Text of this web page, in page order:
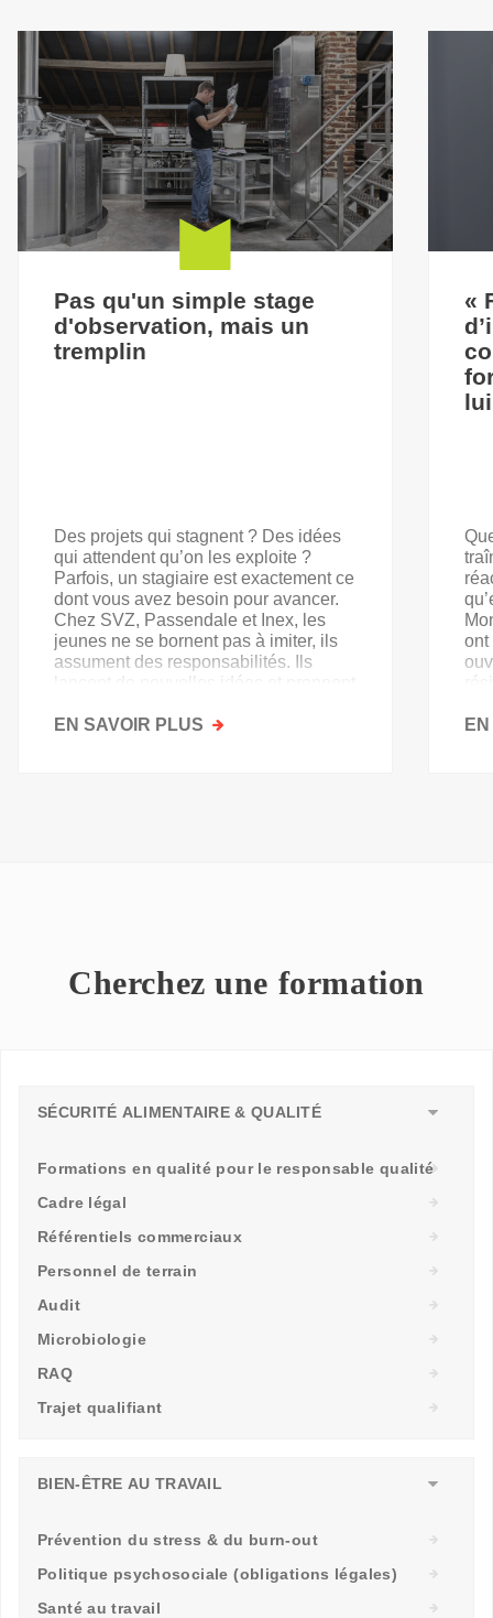
Pas qu'un simple stage
d'observation, mais un
tremplin
Des projets qui stagnent ? Des idées
qui attendent qu’on les exploite ?
Parfois, un stagiaire est exactement ce
dont vous avez besoin pour avancer.
Chez SVZ, Passendale et Inex, les
jeunes ne se bornent pas à imiter, ils
assument des responsabilités. Ils
lancent de nouvelles idées et prennent
EN SAVOIR PLUS SUR
«
ont
Cherchez une formation
SÉCURITÉ ALIMENTAIRE & QUALITÉ
Formations en qualité pour le responsable qualité
Cadre légal
Référentiels commerciaux
Personnel de terrain
Audit
Microbiologie
RAQ
Trajet qualifiant
BIEN-ÊTRE AU TRAVAIL
Prévention du stress & du burn-out
Politique psychosociale (obligations légales)
Santé au travail